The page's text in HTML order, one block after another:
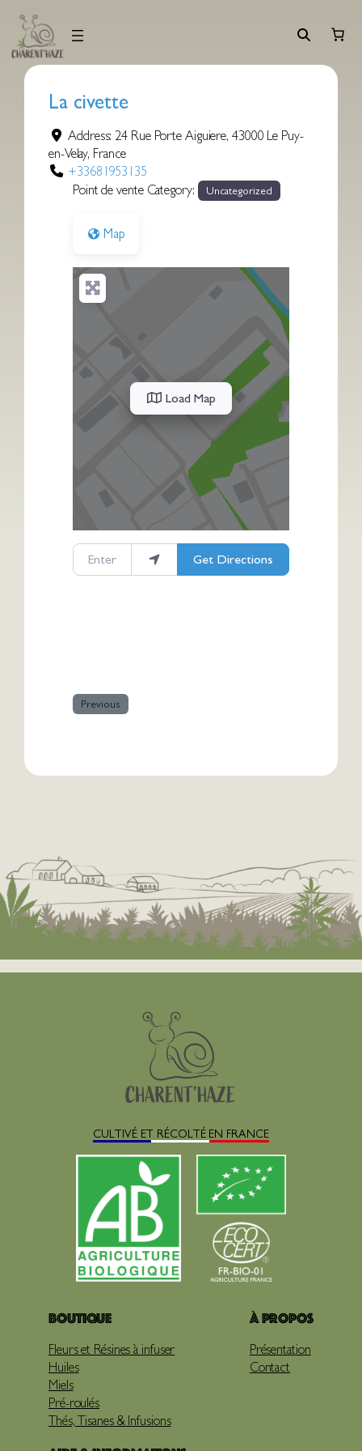
contenu
La civette
Address: 24 Rue Porte Aiguiere,43000 Le Puy-
en-Velay, France
+33681953135
Point de vente Category:
Uncategorized
Map
Load Map
Enter your location
Get Directions
Previous
CULTIVÉ ET RÉCOLTÉ EN FRANCE
Boutique
Fleurs et Résines à infuser
Huiles
Miels
Pré-roulés
Thés, Tisanes & Infusions
À propos
Présentation
Contact